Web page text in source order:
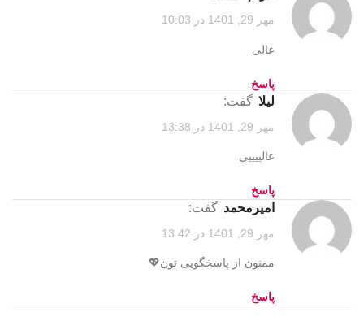
مهر 29, 1401 در 10:03
عالی
پاسخ
لیلا گفت:
مهر 29, 1401 در 13:38
عالییییی
پاسخ
امیرمحمد گفت:
مهر 29, 1401 در 13:42
ممنون از پاسخگویی تون💖
پاسخ